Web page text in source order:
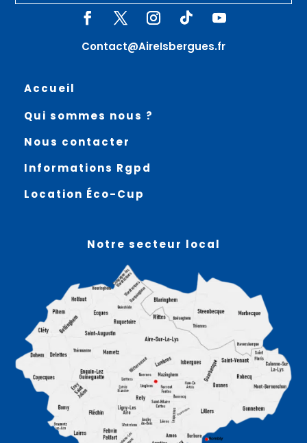
Contact@AireIsbergues.fr
Accueil
Qui sommes nous ?
Nous contacter
Informations Rgpd
Location Éco-Cup
Notre secteur local